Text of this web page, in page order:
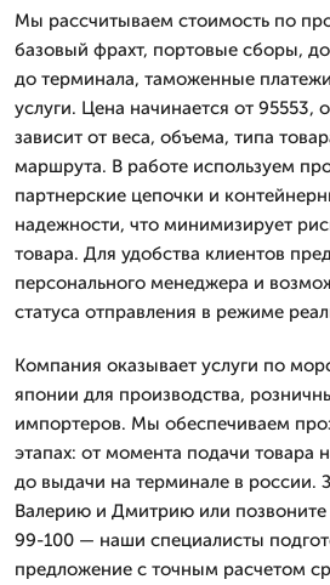
Мы рассчитываем стоимость по
базовый фрахт, портовые сборы,
до терминала, таможенные
услуги. Цена начинается от 95553,
зависит от веса, объема, типа
маршрута. В работе используем
партнерские цепочки и
надежности, что минимизирует
товара. Для удобства клиентов
персонального менеджера и
статуса отправления в режиме
Компания оказывает услуги по
японии для производства,
импортеров. Мы обеспечиваем
этапах: от момента подачи товара
до выдачи на терминале в россии.
Валерию и Дмитрию или
99-100 — наши специалисты
предложение с точным расчетом